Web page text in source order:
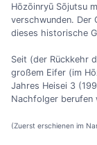
Hōzōinryū Sōjutsu
verschwunden. Der
dieses historische
Seit (der Rückkehr
großem Eifer (im
Jahres Heisei 3
Nachfolger berufen
(Zuerst erschienen im